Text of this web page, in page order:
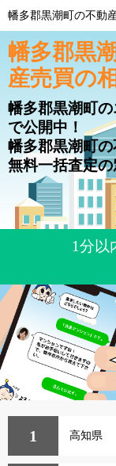
幡多郡黒潮町の不動
幡多郡黒
産売買の
幡多郡黒潮町
で公開中！
幡多郡黒潮町の
無料一括査定
1分以
1